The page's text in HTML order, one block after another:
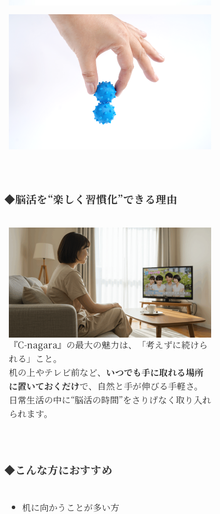
◆脳活を“楽しく習慣化”できる理由
『C-nagara』の最大の魅力は、「考えずに続けら
れる」こと。
机の上やテレビ前など、 いつでも手に取れる場所
に置いておくだけで、自然と手が伸びる手軽さ。
日常生活の中に“脳活の時間”をさりげなく取り入れ
られます。
◆こんな方におすすめ
机に向かうことが多い方